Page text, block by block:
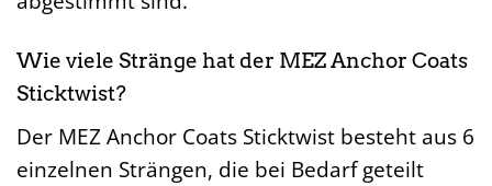
Wie viele Stränge hat der MEZ Anchor Coats
Sticktwist?
Der MEZ Anchor Coats Sticktwist besteht aus 6
einzelnen Strängen, die bei Bedarf geteilt